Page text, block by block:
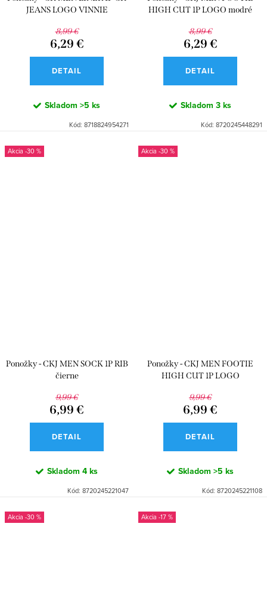
JEANS LOGO VINNIE
8,99 €
6,29 €
DETAIL
Skladom >5 ks
Kód: 8718824954271
HIGH CUT 1P LOGO modré
8,99 €
6,29 €
DETAIL
Skladom 3 ks
Kód: 8720245448291
-30 %
Ponožky - CKJ MEN SOCK 1P RIB
čierne
9,99 €
6,99 €
DETAIL
Skladom 4 ks
Kód: 8720245221047
-30 %
Ponožky - CKJ MEN FOOTIE
HIGH CUT 1P LOGO
9,99 €
6,99 €
DETAIL
Skladom >5 ks
Kód: 8720245221108
-30 % -17 %